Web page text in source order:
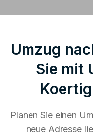
Umzug
Sie mit
Planen Sie einen
neue Adresse